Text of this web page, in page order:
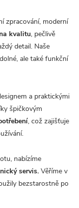
zpracování, moderní
kvalitu, pečlivě
detail. Naše
ale také funkční
a praktickými
špičkovým
, což zajišťuje
nabízíme
servis. Věříme v
bezstarostně po